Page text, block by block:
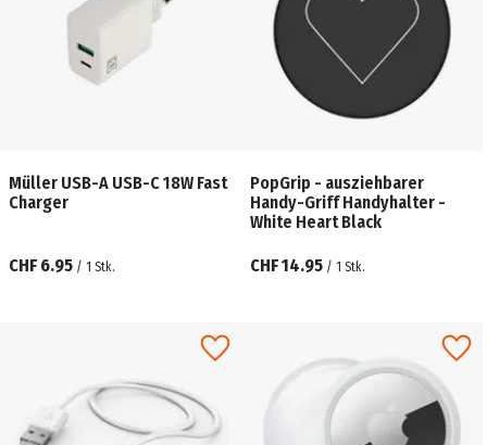
Müller USB-A USB-C 18W Fast
Charger
CHF 6.95 / 1 Stk.
PopGrip - ausziehbarer
Handy-Griff Handyhalter -
White Heart Black
CHF 14.95 / 1 Stk.